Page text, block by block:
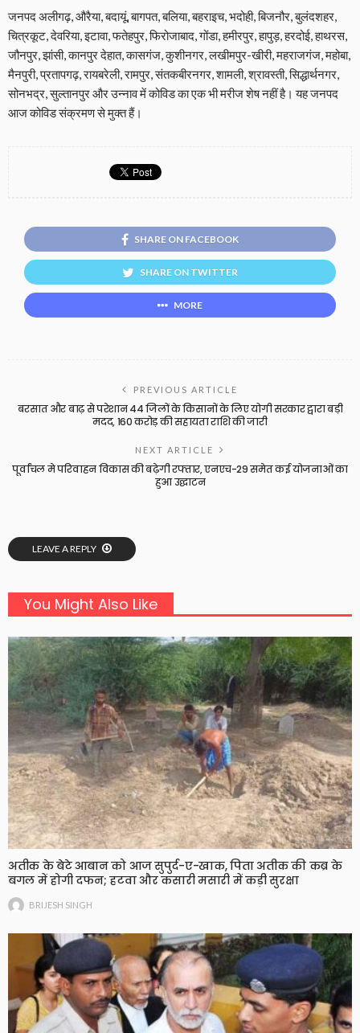
जनपद अलीगढ़, औरैया, बदायूं, बागपत, बलिया, बहराइच, भदोही, बिजनौर, बुलंदशहर,
चित्रकूट, देवरिया, इटावा, फतेहपुर, फिरोजाबाद, गोंडा, हमीरपुर, हापुड़, हरदोई, हाथरस,
जौनपुर, झांसी, कानपुर देहात, कासगंज, कुशीनगर, लखीमपुर-खीरी, महराजगंज, महोबा,
मैनपुरी, प्रतापगढ़, रायबरेली, रामपुर, संतकबीरनगर, शामली, श्रावस्ती, सिद्धार्थनगर,
सोनभद्र, सुल्तानपुर और उन्नाव में कोविड का एक भी मरीज शेष नहीं है। यह जनपद
आज कोविड संक्रमण से मुक्त हैं।
SHARE ON FACEBOOK
SHARE ON TWITTER
MORE
PREVIOUS ARTICLE
बरसात और बाढ़ से परेशान 44 जिलों के किसानों के लिए योगी सरकार द्वारा बड़ी
मदद, 160 करोड़ की सहायता राशि की जारी
NEXT ARTICLE
पूर्वांचल मे परिवाहन विकास की बढ़ेगी रफ्तार, एनएच-29 समेत कई योजनाओं का
हुआ उद्घाटन
LEAVE A REPLY
You Might Also Like
अतीक के बेटे आबान को आज सुपुर्द-ए-खाक, पिता अतीक की कब्र के
बगल में होगी दफन; हटवा और कसारी मसारी में कड़ी सुरक्षा
BRIJESH SINGH